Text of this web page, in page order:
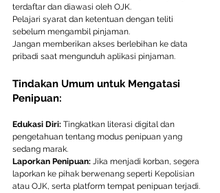
terdaftar dan diawasi oleh OJK.
Pelajari syarat dan ketentuan dengan teliti
sebelum mengambil pinjaman.
Jangan memberikan akses berlebihan ke data
pribadi saat mengunduh aplikasi pinjaman.
Tindakan Umum untuk Mengatasi
Penipuan:
Edukasi Diri: Tingkatkan literasi digital dan
pengetahuan tentang modus penipuan yang
sedang marak.
Laporkan Penipuan: Jika menjadi korban, segera
laporkan ke pihak berwenang seperti Kepolisian
atau OJK, serta platform tempat penipuan terjadi.